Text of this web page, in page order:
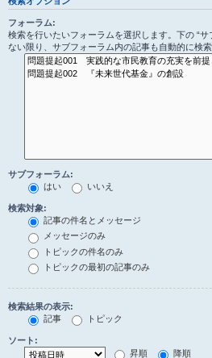
フォーラム:
検索を行いたいフォーラムを選択します。下の “サ
ない限り、サブフォーラム内の記事も自動的に検索
サブフォーラム:
はい
いいえ
検索対象:
記事の件名とメッセージ
メッセージのみ
トピックの件名のみ
トピックの最初の記事のみ
検索結果の表示:
記事
トピック
ソート:
昇順
降順